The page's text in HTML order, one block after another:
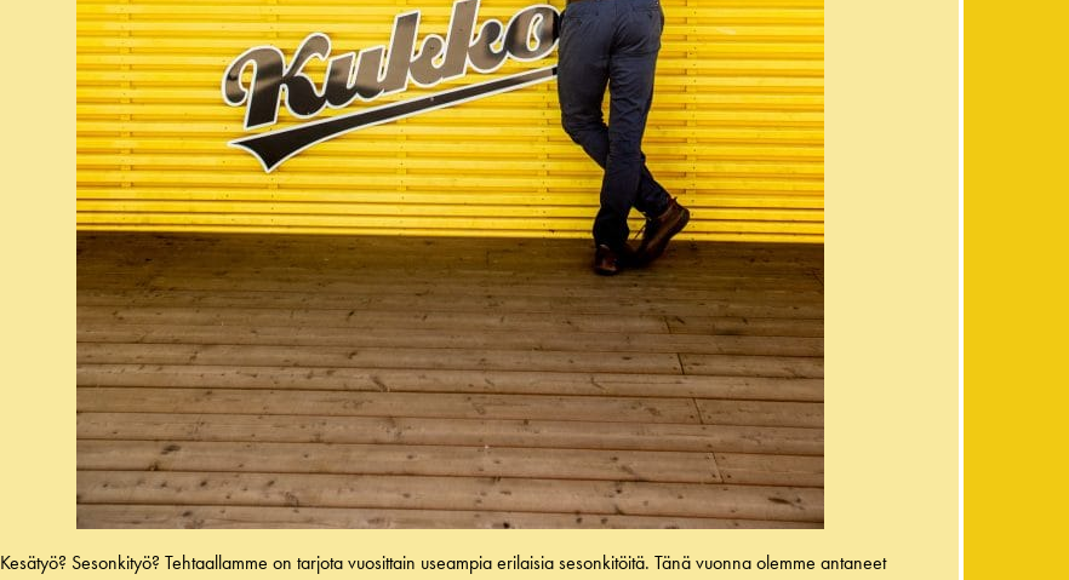
Kesätyö? Sesonkityö? Tehtaallamme on tarjota vuosittain useampia erilaisia sesonkitöitä. Tänä vuonna olemme antaneet